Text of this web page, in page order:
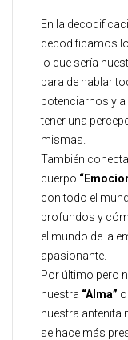
En la
decodificamos
lo que sería
para de hablar
potenciarnos y a
tener una
mismas.
También
cuerpo
con todo el
profundos y
el mundo de la
apasionante.
Por último pero
nuestra “Alma”
nuestra antenita
se hace más